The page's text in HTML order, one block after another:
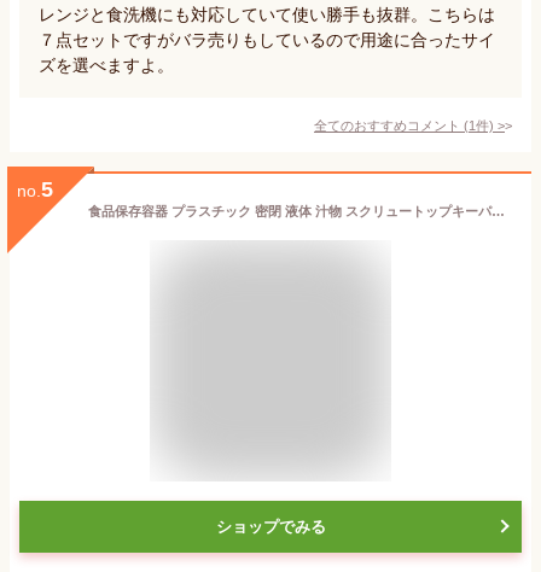
レンジと食洗機にも対応していて使い勝手も抜群。こちらは
７点セットですがバラ売りもしているので用途に合ったサイ
ズを選べますよ。
全てのおすすめコメント (1件) >
no. 5
食品保存容器 プラスチック 密閉 液体 汁物 スクリュートップキーパー 1200ml 浅型
ショップでみる